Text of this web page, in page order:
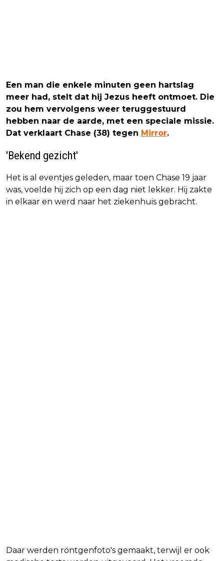
Een man die enkele minuten geen hartslag
meer had, stelt dat hij Jezus heeft ontmoet. Die
zou hem vervolgens weer teruggestuurd
hebben naar de aarde, met een speciale missie.
Dat verklaart Chase (38) tegen Mirror.
'Bekend gezicht'
Het is al eventjes geleden, maar toen Chase 19 jaar
was, voelde hij zich op een dag niet lekker. Hij zakte
in elkaar en werd naar het ziekenhuis gebracht.
Daar werden röntgenfoto's gemaakt, terwijl er ook